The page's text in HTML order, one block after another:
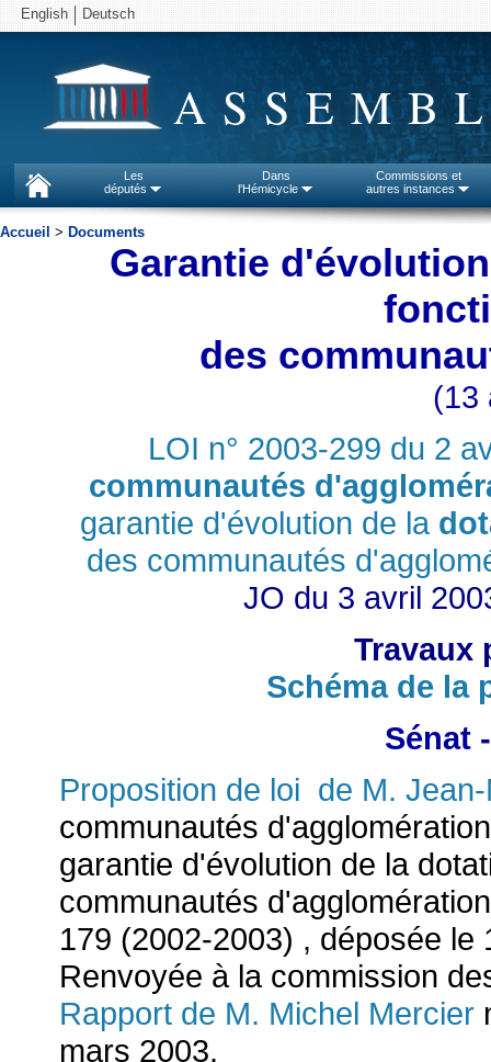
English Deutsch
Les
députés
Dans
l'Hémicycle
Commissions et
autres instances
Accueil > Documents
Garantie
des
(13
LOI n° 2003-299 du 2
communautés
garantie d'évolution de la
des communautés
JO du 3 avril
Travaux
Schéma de la
Sénat
Proposition de loi de M.
communautés
garantie d'évolution de la
communautés
179 (2002-2003) , déposée le
Renvoyée à la commission
Rapport de M. Michel Mercier
mars 2003.